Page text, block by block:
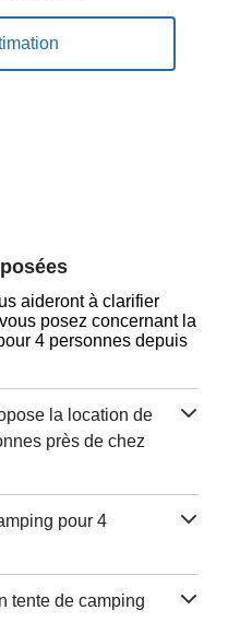
aideront à clarifier
posez concernant la
4 personnes depuis
la location de
près de chez
pour 4
tente de camping